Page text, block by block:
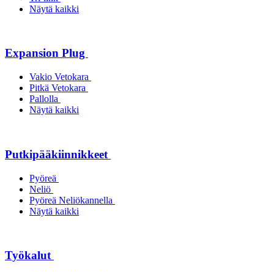
Näytä kaikki
Expansion Plug
Vakio Vetokara
Pitkä Vetokara
Pallolla
Näytä kaikki
Putkipääkiinnikkeet
Pyöreä
Neliö
Pyöreä Neliökannella
Näytä kaikki
Työkalut